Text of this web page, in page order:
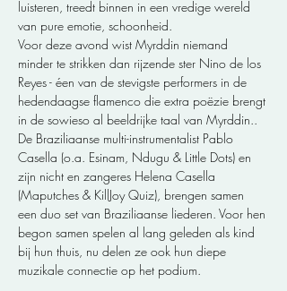
luisteren, treedt binnen in een vredige wereld
van pure emotie, schoonheid.
Voor deze avond wist Myrddin niemand
minder te strikken dan rijzende ster Nino de los
Reyes - éen van de stevigste performers in de
hedendaagse flamenco die extra poëzie brengt
in de sowieso al beeldrijke taal van Myrddin..
De Braziliaanse multi-instrumentalist Pablo
Casella (o.a. Esinam, Ndugu & Little Dots) en
zijn nicht en zangeres Helena Casella
(Maputches & KillJoy Quiz), brengen samen
een duo set van Braziliaanse liederen. Voor hen
begon samen spelen al lang geleden als kind
bij hun thuis, nu delen ze ook hun diepe
muzikale connectie op het podium.